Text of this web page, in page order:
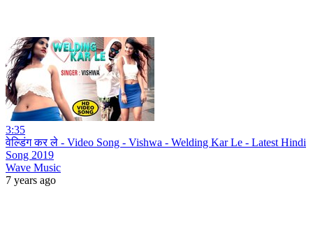
3:35
वेल्डिंग कर ले - Video Song - Vishwa - Welding Kar Le - Latest Hindi
Song 2019
Wave Music
7 years ago